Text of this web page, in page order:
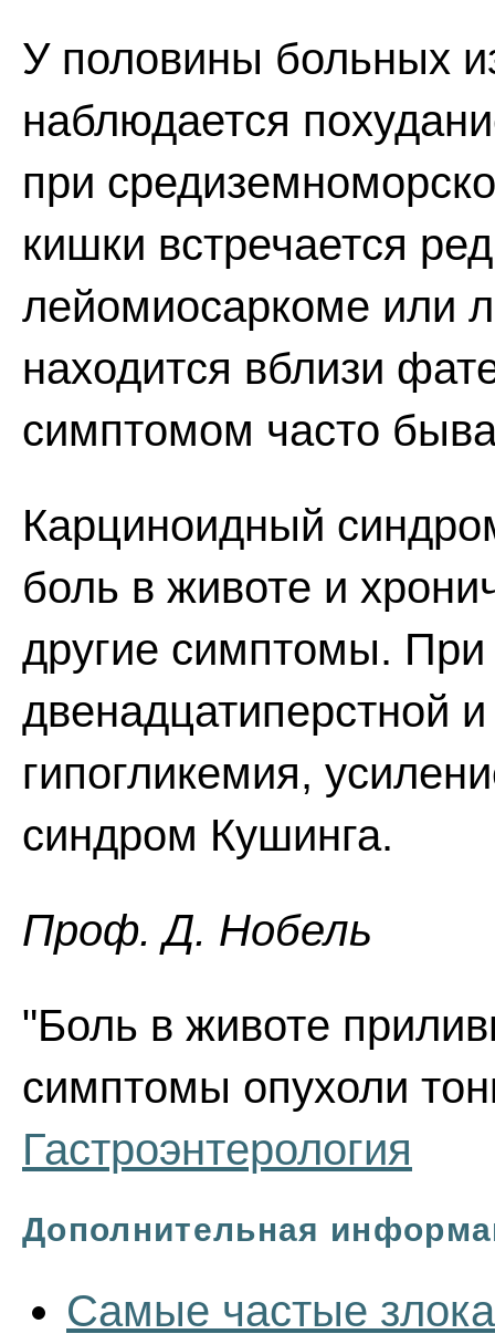
У половины больных
наблюдается
при
кишки встречается
лейомиосаркоме или
находится вблизи
симптомом часто
Карциноидный
боль в животе и
другие симптомы. При
двенадцатиперстной
гипогликемия,
синдром Кушинга.
Проф. Д. Нобель
"Боль в животе
симптомы опухоли
Гастроэнтерология
Дополнительная
Самые частые